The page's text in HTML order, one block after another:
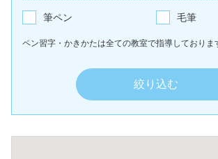
筆ペン 毛筆
ペン習字・かきかたは全ての教室で指導しておりま